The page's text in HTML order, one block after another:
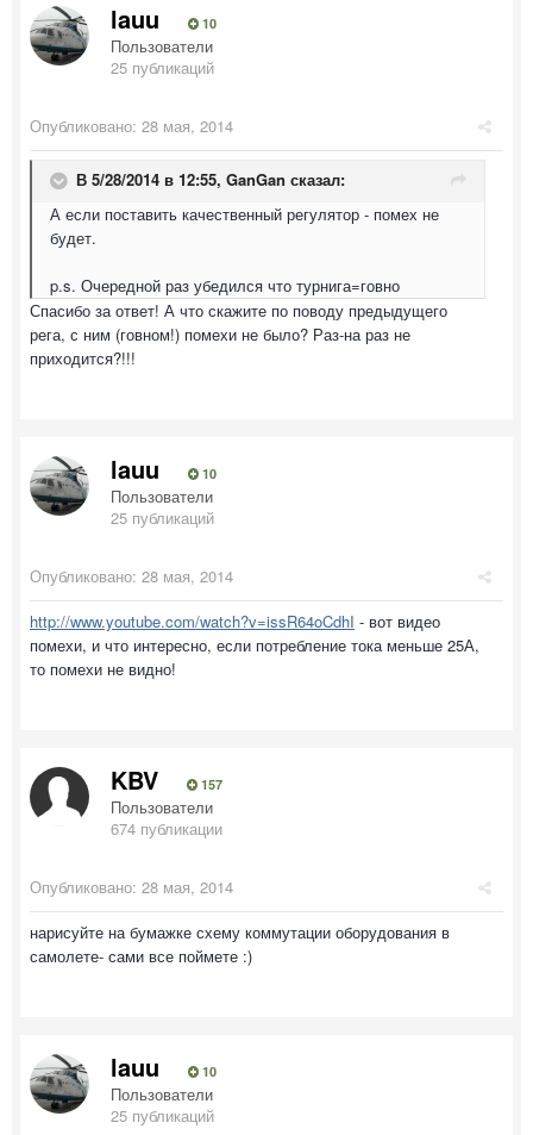
lauu 10
Пользователи
25 публикаций
Опубликовано: 28 мая, 2014
В 5/28/2014 в 12:55, GanGan сказал:
А если поставить качественный регулятор - помех не
будет.
p.s. Очередной раз убедился что турнига=говно
Спасибо за ответ! А что скажите по поводу предыдущего
рега, с ним (говном!) помехи не было? Раз-на раз не
приходится?!!!
lauu 10
Пользователи
25 публикаций
Опубликовано: 28 мая, 2014
http://www.youtube.com/watch?v=issR64oCdhI - вот видео
помехи, и что интересно, если потребление тока меньше 25А,
то помехи не видно!
KBV 157
Пользователи
674 публикации
Опубликовано: 28 мая, 2014
нарисуйте на бумажке схему коммутации оборудования в
самолете- сами все поймете :)
lauu 10
Пользователи
25 публикаций